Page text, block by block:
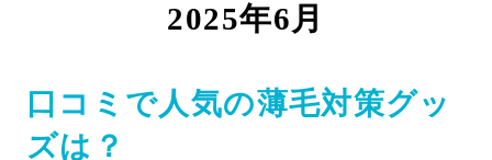
2025年6月
口コミで人気の薄毛対策グッ
ズは？